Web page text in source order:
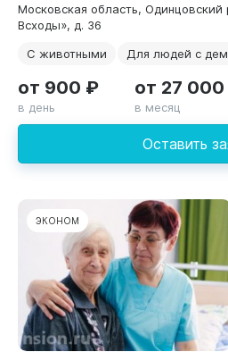
Московская область,
Всходы», д. 36
С животными
Для людей с
Оставить
от 900 ₽
в день
от 27
в месяц
ЭКОНОМ